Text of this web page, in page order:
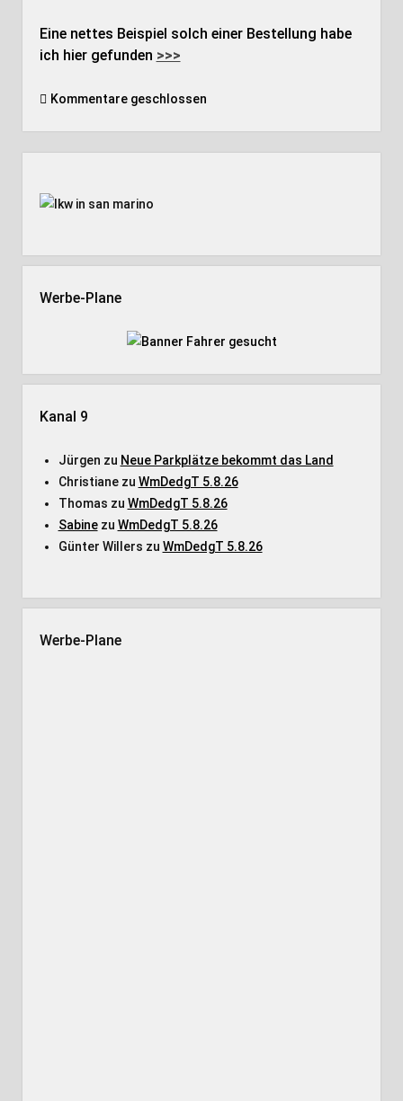
Eine nettes Beispiel solch einer Bestellung habe
ich hier gefunden >>>
Kommentare geschlossen
Werbe-Plane
Kanal 9
Jürgen zu Neue Parkplätze bekommt das Land
Christianezu WmDedgT 5.8.26
Thomas zu WmDedgT 5.8.26
Sabinezu WmDedgT 5.8.26
Günter Willers zu WmDedgT 5.8.26
Werbe-Plane